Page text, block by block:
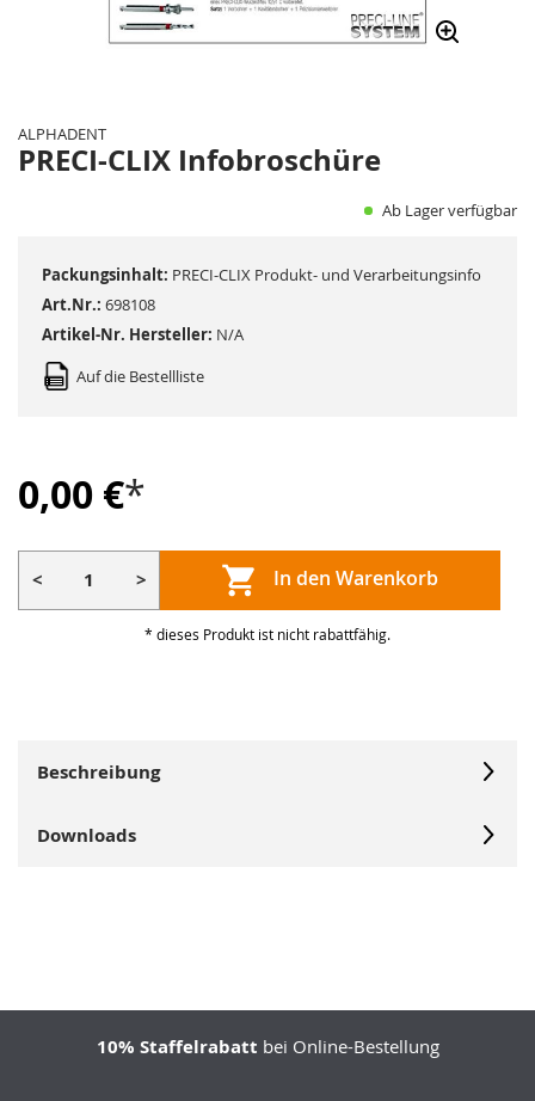
Bildergalerie
springen
ALPHADENT
PRECI-CLIX Infobroschüre
Ab Lager verfügbar
Art.Nr.: 698108
Auf die Bestellliste
Artikel-Nr. Hersteller: N/A
Packungsinhalt: PRECI-CLIX Produkt- und Verarbeitungsinfo
0,00 €*
< > In den Warenkorb
* dieses Produkt ist nicht rabattfähig.
Beschreibung
Downloads
10% Staffelrabatt bei Online-Bestellung